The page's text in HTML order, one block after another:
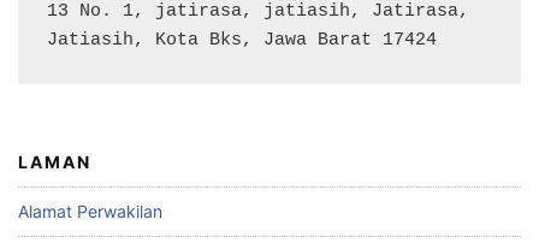
13 No. 1, jatirasa, jatiasih, Jatirasa,
Jatiasih, Kota Bks, Jawa Barat 17424
LAMAN
Alamat Perwakilan